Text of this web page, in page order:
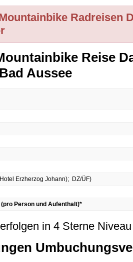
Radreisen
Reise
Aussee
Erzherzog Johann); DZ/ÜF)
Person und Aufenthalt)*
in 4 Sterne